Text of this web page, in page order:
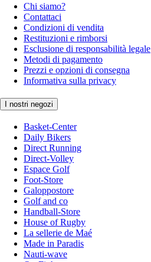
Chi siamo?
Contattaci
Condizioni di vendita
Restituzioni e rimborsi
Esclusione di responsabilità legale
Metodi di pagamento
Prezzi e opzioni di consegna
Informativa sulla privacy
I nostri negozi
Basket-Center
Daily Bikers
Direct Running
Direct-Volley
Espace Golf
Foot-Store
Galoppostore
Golf and co
Handball-Store
House of Rugby
La sellerie de Maé
Made in Paradis
Nauti-wave